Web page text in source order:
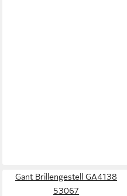
Gant Brillengestell GA4138
53067